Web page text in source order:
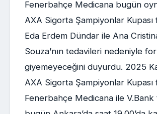
Fenerbahçe Medicana bugün
AXA Sigorta Şampiyonlar Kupası
Eda Erdem Dündar ile Ana
Souza’nın tedavileri nedeniyle
giyemeyeceğini duyurdu. 2025
AXA Sigorta Şampiyonlar Kupası
Fenerbahçe Medicana ile V.Bank